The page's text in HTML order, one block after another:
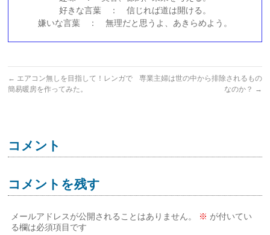
好きな言葉 ： 信じれば道は開ける。
嫌いな言葉 ： 無理だと思うよ、あきらめよう。
← エアコン無しを目指して！レンガで
簡易暖房を作ってみた。
専業主婦は世の中から排除されるもの
なのか？ →
コメント
コメントを残す
メールアドレスが公開されることはありません。 ※ が付いてい
る欄は必須項目です